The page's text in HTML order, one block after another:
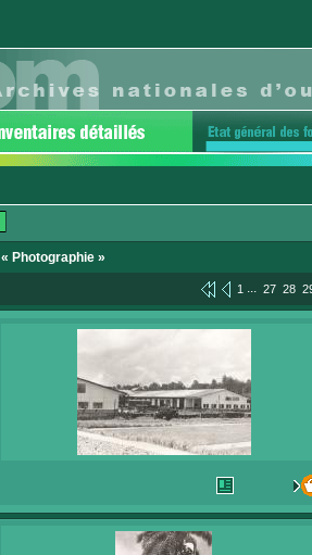
« Photographie »
1 ... 27 28